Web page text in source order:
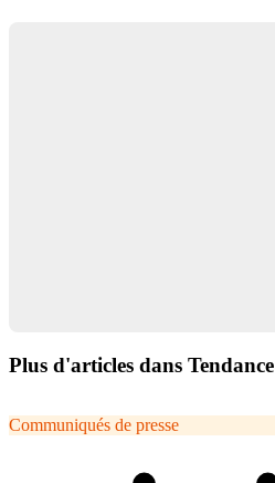
Plus d'articles dans Tendance
Communiqués de presse